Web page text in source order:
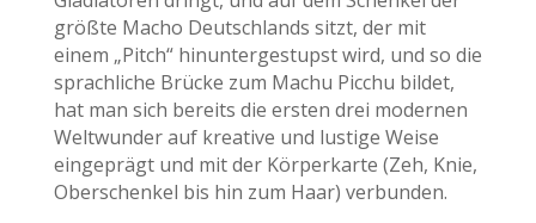
größte Macho Deutschlands sitzt, der mit
einem „Pitch“ hinuntergestupst wird, und so die
sprachliche Brücke zum Machu Picchu bildet,
hat man sich bereits die ersten drei modernen
Weltwunder auf kreative und lustige Weise
eingeprägt und mit der Körperkarte (Zeh, Knie,
Oberschenkel bis hin zum Haar) verbunden.